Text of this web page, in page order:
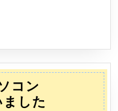
買
い
ま
し
コン
した